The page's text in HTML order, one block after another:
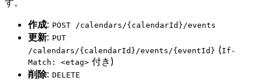
す。
作成: POST /calendars/{calendarId}/events
更新: PUT
/calendars/{calendarId}/events/{eventId} (If-
Match: <etag> 付き)
削除: DELETE